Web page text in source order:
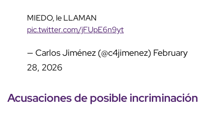
MIEDO, le LLAMAN
pic.twitter.com/jFUpE6n9yt
— Carlos Jiménez (@c4jimenez) February
28, 2026
Acusaciones de posible incriminación